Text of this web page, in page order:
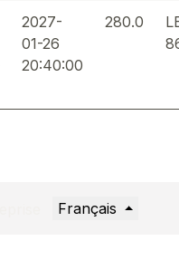
2027-
01-26
20:40:00
280.0
Français